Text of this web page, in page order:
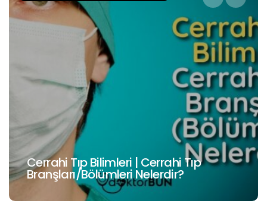
Cerrahi Tıp Bilimleri | Cerrahi Tıp
Branşları/Bölümleri Nelerdir?